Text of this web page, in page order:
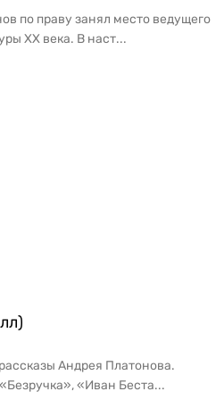
по праву занял место ведущего
ХХ века. В наст...
Андрея Платонова.
«Иван Беста...